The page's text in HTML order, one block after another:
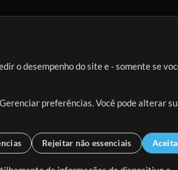
o desempenho do site e - somente se
preferências. Você pode alterar
Rejeitar não essenciais